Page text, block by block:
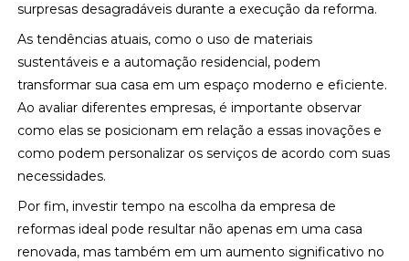
surpresas desagradáveis durante a execução da reforma.
As tendências atuais, como o uso de materiais
sustentáveis e a automação residencial, podem
transformar sua casa em um espaço moderno e eficiente.
Ao avaliar diferentes empresas, é importante observar
como elas se posicionam em relação a essas inovações e
como podem personalizar os serviços de acordo com suas
necessidades.
Por fim, investir tempo na escolha da empresa de
reformas ideal pode resultar não apenas em uma casa
renovada, mas também em um aumento significativo no